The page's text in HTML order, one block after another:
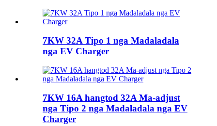
7KW 32A Tipo 1 nga Madaladala
nga EV Charger
7KW 16A hangtod 32A Ma-adjust
nga Tipo 2 nga Madaladala nga EV
Charger